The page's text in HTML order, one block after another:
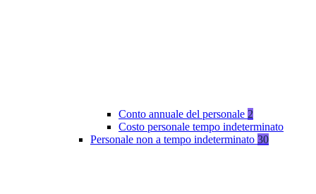
Conto annuale del personale 2
Costo personale tempo indeterminato
Personale non a tempo indeterminato 30